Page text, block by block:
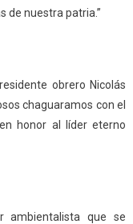
de nuestra patria.”
obrero Nicolás
chaguaramos con el
honor al líder eterno
ambientalista que se